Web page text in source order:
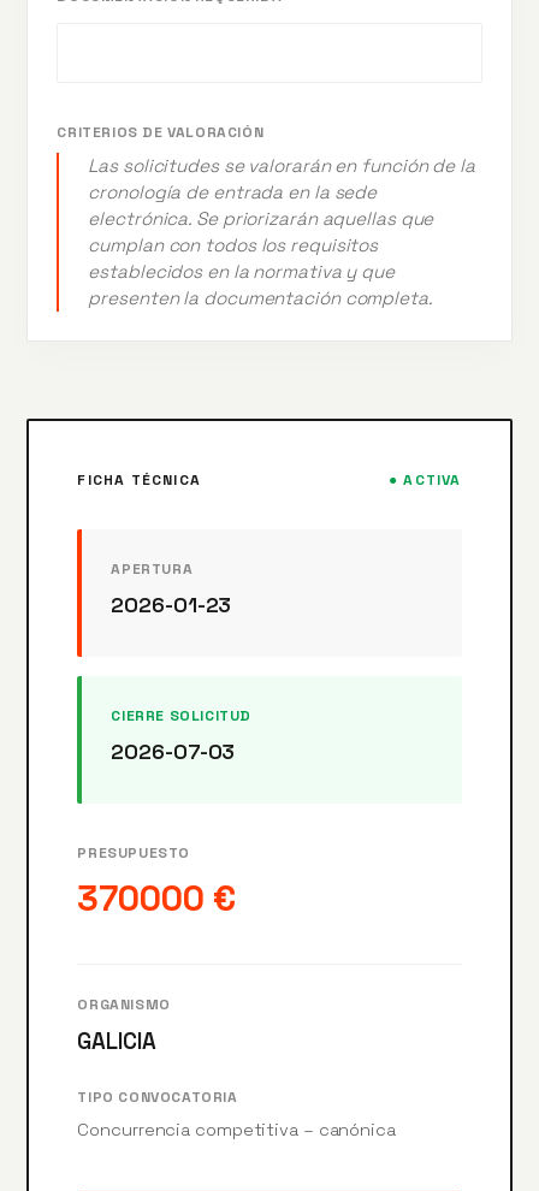
CRITERIOS DE VALORACIÓN
Las solicitudes se valorarán en función de la
cronología de entrada en la sede
electrónica. Se priorizarán aquellas que
cumplan con todos los requisitos
establecidos en la normativa y que
presenten la documentación completa.
FICHA TÉCNICA ● ACTIVA
APERTURA
2026-01-23
CIERRE SOLICITUD
2026-07-03
PRESUPUESTO
370000 €
ORGANISMO
GALICIA
TIPO CONVOCATORIA
Concurrencia competitiva – canónica